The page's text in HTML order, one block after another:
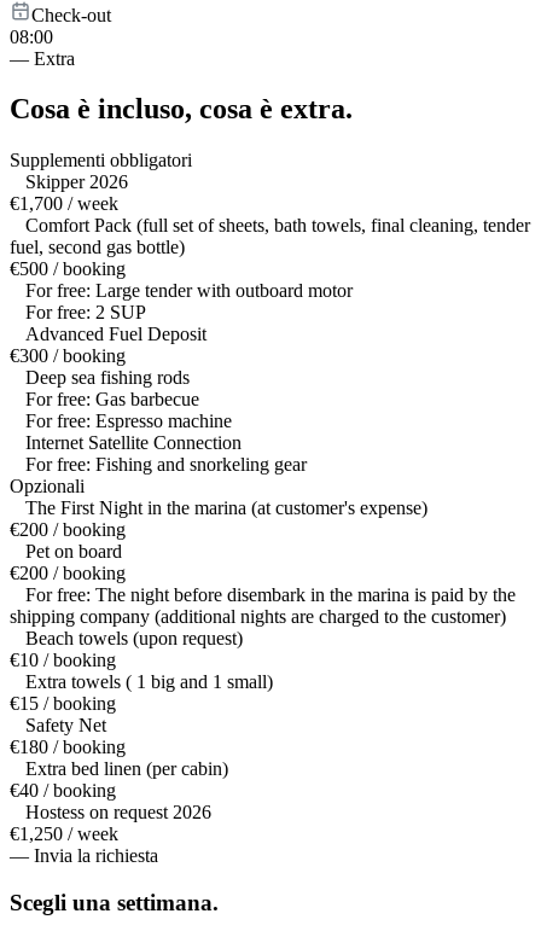
Check-out
08:00
— Extra
Cosa è incluso, cosa è extra.
Supplementi obbligatori
Skipper 2026
€1,700 / week
Comfort Pack (full set of sheets, bath towels, final cleaning, tender
fuel, second gas bottle)
€500 / booking
For free: Large tender with outboard motor
For free: 2 SUP
Advanced Fuel Deposit
€300 / booking
Deep sea fishing rods
For free: Gas barbecue
For free: Espresso machine
Internet Satellite Connection
For free: Fishing and snorkeling gear
Opzionali
The First Night in the marina (at customer's expense)
€200 / booking
Pet on board
€200 / booking
For free: The night before disembark in the marina is paid by the
shipping company (additional nights are charged to the customer)
Beach towels (upon request)
€10 / booking
Extra towels ( 1 big and 1 small)
€15 / booking
Safety Net
€180 / booking
Extra bed linen (per cabin)
€40 / booking
Hostess on request 2026
€1,250 / week
— Invia la richiesta
Scegli una settimana.